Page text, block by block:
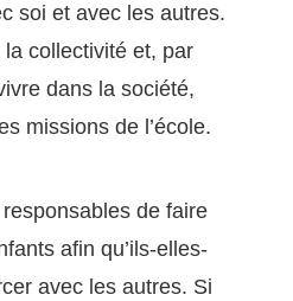
soi et avec les autres.
la collectivité et, par
dans la société,
missions de l’école.
de faire
afin qu’ils-elles-
avec les autres. Si